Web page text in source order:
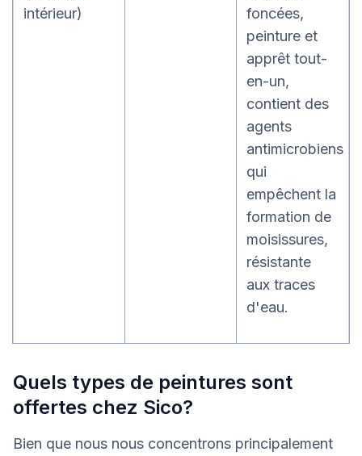
intérieur)
foncées,
peinture et
apprêt tout-
en-un,
contient des
agents
antimicrobiens
qui
empêchent la
formation de
moisissures,
résistante
aux traces
d'eau.
Quels types de peintures sont
offertes chez Sico?
Bien que nous nous concentrons principalement